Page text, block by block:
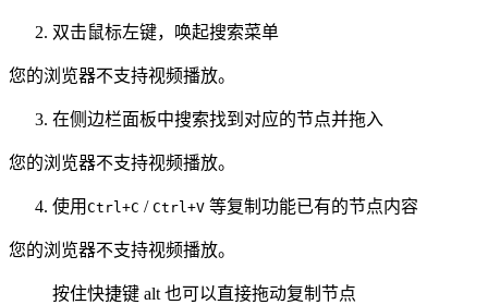
双击鼠标左键，唤起搜索菜单
您的浏览器不支持视频播放。
在侧边栏面板中搜索找到对应的节点并拖入
您的浏览器不支持视频播放。
使用 Ctrl+C / Ctrl+V 等复制功能已有的节点内容
您的浏览器不支持视频播放。
按住快捷键 alt 也可以直接拖动复制节点